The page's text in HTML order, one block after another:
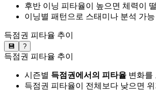
후반 이닝 피타율이 높으면 체력이
이닝별 패턴으로 스태미나 분석 가능
득점권 피타율 추이
💾 ?
득점권 피타율 추이
시즌별 득점권에서의 피타율 변화를
득점권 피타율이 전체보다 낮으면